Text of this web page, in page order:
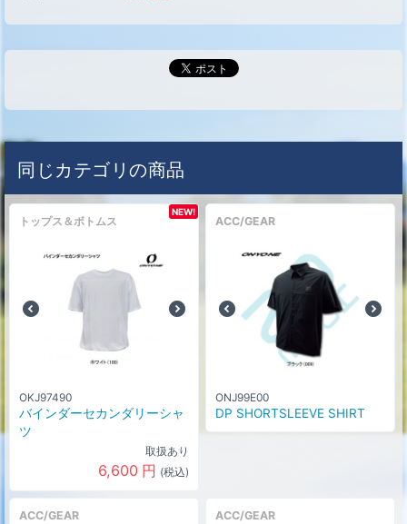
同じカテゴリの商品
NEW!
トップス＆ボトムス
OKJ97490
バインダーセカンダリーシャ
ツ
取扱あり
6,600 円 (税込)
ACC/GEAR
ONJ99E00
DP SHORTSLEEVE SHIRT
ACC/GEAR ACC/GEAR